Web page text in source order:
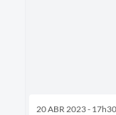
20 ABR 2023 - 17h30